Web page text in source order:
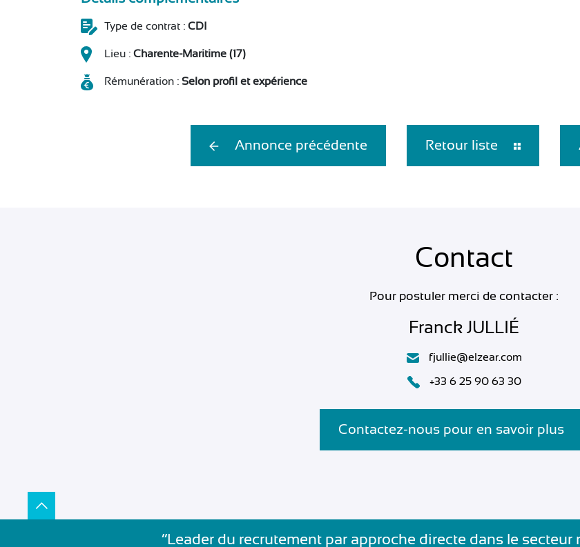
Type de contrat : CDI
Lieu : Charente-Maritime (17)
Rémunération : Selon profil et expérience
Annonce précédente Retour liste
Contact
Pour postuler merci de contacter :
Franck JULLIÉ
fjullie@elzear.com
+33 6 25 90 63 30
Contactez-nous pour en savoir plus
”Leader du recrutement par approche directe dans le secteur